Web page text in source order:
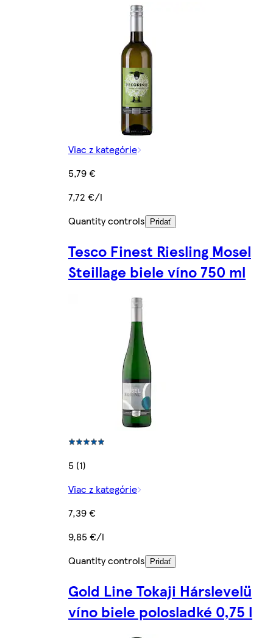
Viac z kategórie
5,79 €
7,72 €/l
Quantity controls
Pridať
Tesco Finest Riesling Mosel
Steillage biele víno 750 ml
5 (1)
Viac z kategórie
7,39 €
9,85 €/l
Quantity controls
Pridať
Gold Line Tokaji Hárslevelü
víno biele polosladké 0,75 l